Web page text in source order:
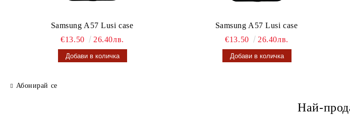
Samsung A57 Lusi case
€13.50
26.40лв.
Samsung A57 Lusi case
€13.50
26.40лв.
Абонирай се
Най-